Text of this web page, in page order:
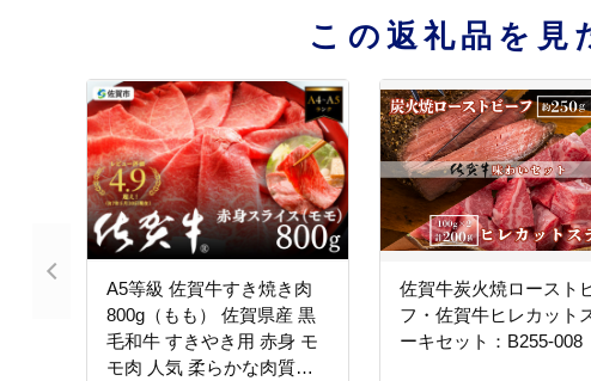
この返礼品を見
A5等級 佐賀牛すき焼き肉
800g（もも） 佐賀県産 黒
毛和牛 すきやき用 赤身 モ
モ肉 人気 柔らかな肉質
佐賀牛炭火焼ロースト
フ・佐賀牛ヒレカット
ーキセット：B255-008